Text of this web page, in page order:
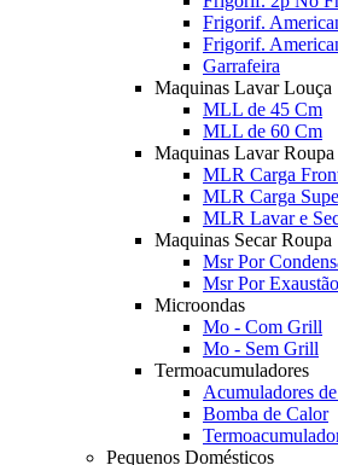
Frigorif.
Frigorif.
Garrafeira
Maquinas Lavar Louça
MLL de 45 Cm
MLL de 60 Cm
Maquinas Lavar Roupa
MLR Carga
MLR Carga
MLR Lavar e
Maquinas Secar Roupa
Msr Por
Msr Por Exaustão
Microondas
Mo - Com Grill
Mo - Sem Grill
Termoacumuladores
Acumuladores
Bomba de Calor
Pequenos Domésticos